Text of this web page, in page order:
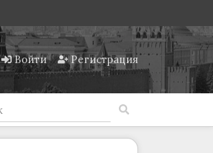
Войти Регистрация